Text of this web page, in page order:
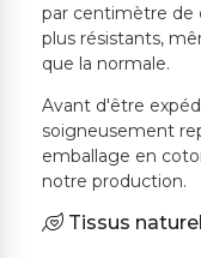
par centimètre de
plus résistants,
que la normale.
Avant d'être
soigneusement
emballage en
notre production.
Tissus